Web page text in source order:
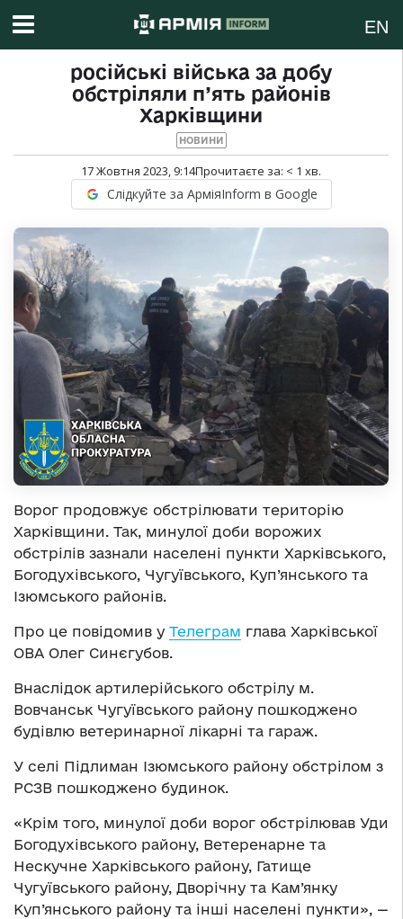
EN
російські війська за добу
обстріляли п’ять районів
Харківщини
НОВИНИ
17 Жовтня 2023, 9:14Прочитаєте за: < 1 хв.
Слідкуйте за АрміяInform в Google
Ворог продовжує обстрілювати територію
Харківщини. Так, минулої доби ворожих
обстрілів зазнали населені пункти Харківського,
Богодухівського, Чугуївського, Куп’янського та
Ізюмського районів.
Про це повідомив у Телеграм глава Харківської
ОВА Олег Синєгубов.
Внаслідок артилерійського обстрілу м.
Вовчанськ Чугуївського району пошкоджено
будівлю ветеринарної лікарні та гараж.
У селі Підлиман Ізюмського району обстрілом з
РСЗВ пошкоджено будинок.
«Крім того, минулої доби ворог обстрілював Уди
Богодухівського району, Ветеренарне та
Нескучне Харківського району, Гатище
Чугуївського району, Дворічну та Кам’янку
Куп’янського району та інші населені пункти», —